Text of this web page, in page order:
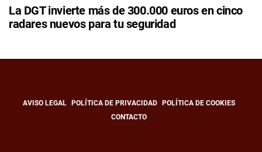
La DGT invierte más de 300.000 euros en cinco
radares nuevos para tu seguridad
AVISO LEGAL POLÍTICA DE PRIVACIDAD
POLÍTICA DE COOKIES
CONTACTO